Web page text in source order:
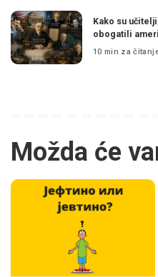
Kako su
obogatili
10 min za
Možda će